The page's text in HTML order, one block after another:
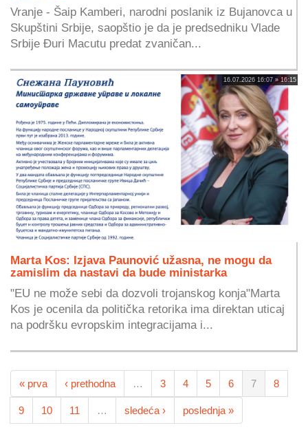
Vranje - Šaip Kamberi, narodni poslanik iz Bujanovca u
Skupštini Srbije, saopštio je da je predsedniku Vlade
Srbije Đuri Macutu predat zvaničan...
16.07.2026 16:07 » 16:15
Marta Kos: Izjava Paunović užasna, ne mogu da
zamislim da nastavi da bude ministarka
"EU ne može sebi da dozvoli trojanskog konja"Marta
Kos je ocenila da politička retorika ima direktan uticaj
na podršku evropskim integracijama i...
« prva ‹ prethodna … 3 4 5 6 7 8
9 10 11 … sledeća › poslednja »